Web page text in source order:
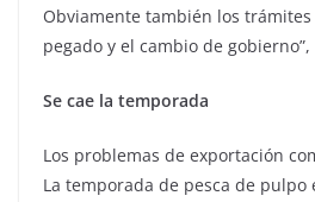
Obviamente también los
pegado y el cambio de
Se cae la temporada
Los problemas de exportación
La temporada de pesca de